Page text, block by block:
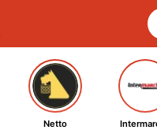
Netto